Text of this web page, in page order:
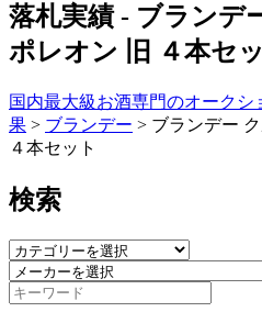
落札実績- ブランデ
ポレオン 旧 ４本セ
国内最大級お酒専門のオークシ
果 > ブランデー > ブランデー
４本セット
検索